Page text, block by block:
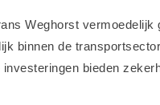
Weghorst
binnen de
bieden